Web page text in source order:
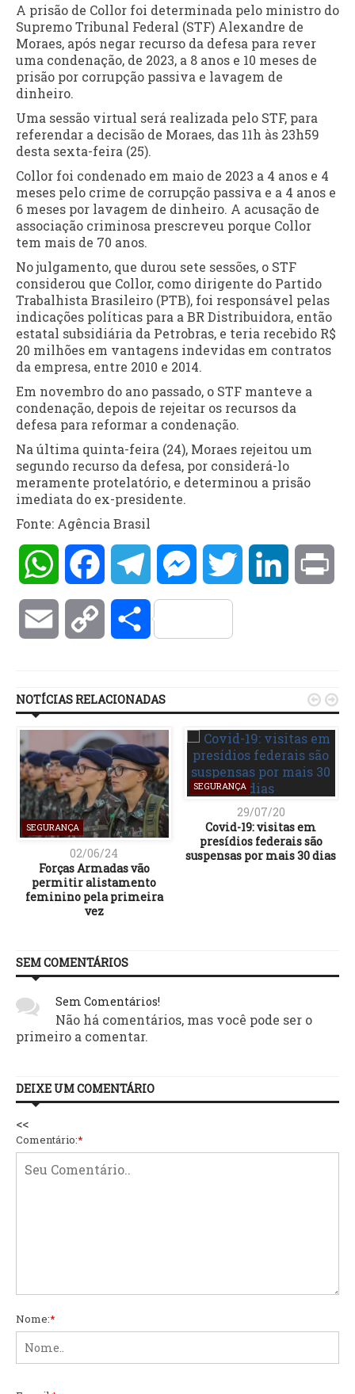
A prisão de Collor foi determinada pelo ministro do
Supremo Tribunal Federal (STF) Alexandre de
Moraes, após negar recurso da defesa para rever
uma condenação, de 2023, a 8 anos e 10 meses de
prisão por corrupção passiva e lavagem de
dinheiro.
Uma sessão virtual será realizada pelo STF, para
referendar a decisão de Moraes, das 11h às 23h59
desta sexta-feira (25).
Collor foi condenado em maio de 2023 a 4 anos e 4
meses pelo crime de corrupção passiva e a 4 anos e
6 meses por lavagem de dinheiro. A acusação de
associação criminosa prescreveu porque Collor
tem mais de 70 anos.
No julgamento, que durou sete sessões, o STF
considerou que Collor, como dirigente do Partido
Trabalhista Brasileiro (PTB), foi responsável pelas
indicações políticas para a BR Distribuidora, então
estatal subsidiária da Petrobras, e teria recebido R$
20 milhões em vantagens indevidas em contratos
da empresa, entre 2010 e 2014.
Em novembro do ano passado, o STF manteve a
condenação, depois de rejeitar os recursos da
defesa para reformar a condenação.
Na última quinta-feira (24), Moraes rejeitou um
segundo recurso da defesa, por considerá-lo
meramente protelatório, e determinou a prisão
imediata do ex-presidente.
Fonte: Agência Brasil
WhatsAppFacebookTelegramMessengerTwitter LinkedIn
Email Copy Compartilhar
NOTÍCIAS RELACIONADAS
SEGURANÇA
02/06/24
Forças Armadas vão
permitir alistamento
feminino pela primeira
vez
SEGURANÇA
29/07/20
Covid-19: visitas em
presídios federais são
suspensas por mais 30 dias
 
SEM COMENTÁRIOS
Sem Comentários!
Não há comentários, mas você pode ser o
primeiro a comentar.
DEIXE UM COMENTÁRIO
<<
Comentário:*
Nome:*